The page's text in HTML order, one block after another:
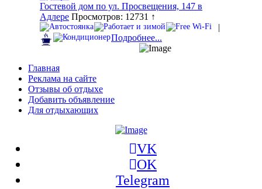
Гостевой дом по ул. Просвещения, 147 в
Адлере Просмотров: 12731 ↑
|
Подробнее...
Главная
Реклама на сайте
Отзывы об отдыхе
Добавить объявление
Для отдыхающих
VK
OK
Telegram